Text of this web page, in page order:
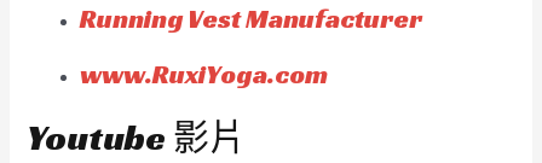
Running Vest Manufacturer
www.RuxiYoga.com
Youtube 影片